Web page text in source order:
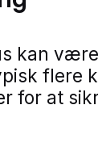
kan
flere
for at